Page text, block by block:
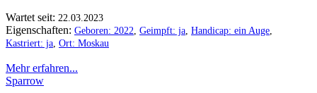
Wartet seit: 22.03.2023
Eigenschaften: Geboren: 2022 Geimpft: ja Handicap: ein Auge
Kastriert: ja Ort: Moskau
Mehr erfahren...
Sparrow